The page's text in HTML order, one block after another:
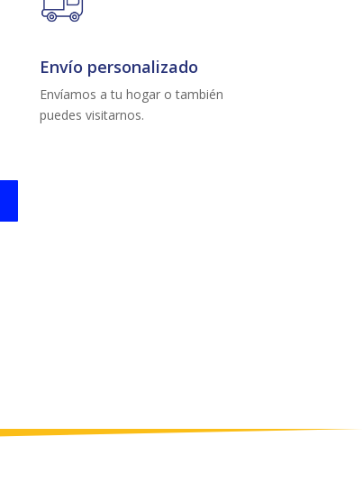
Envío personalizado
Envíamos a tu hogar o también
puedes visitarnos.